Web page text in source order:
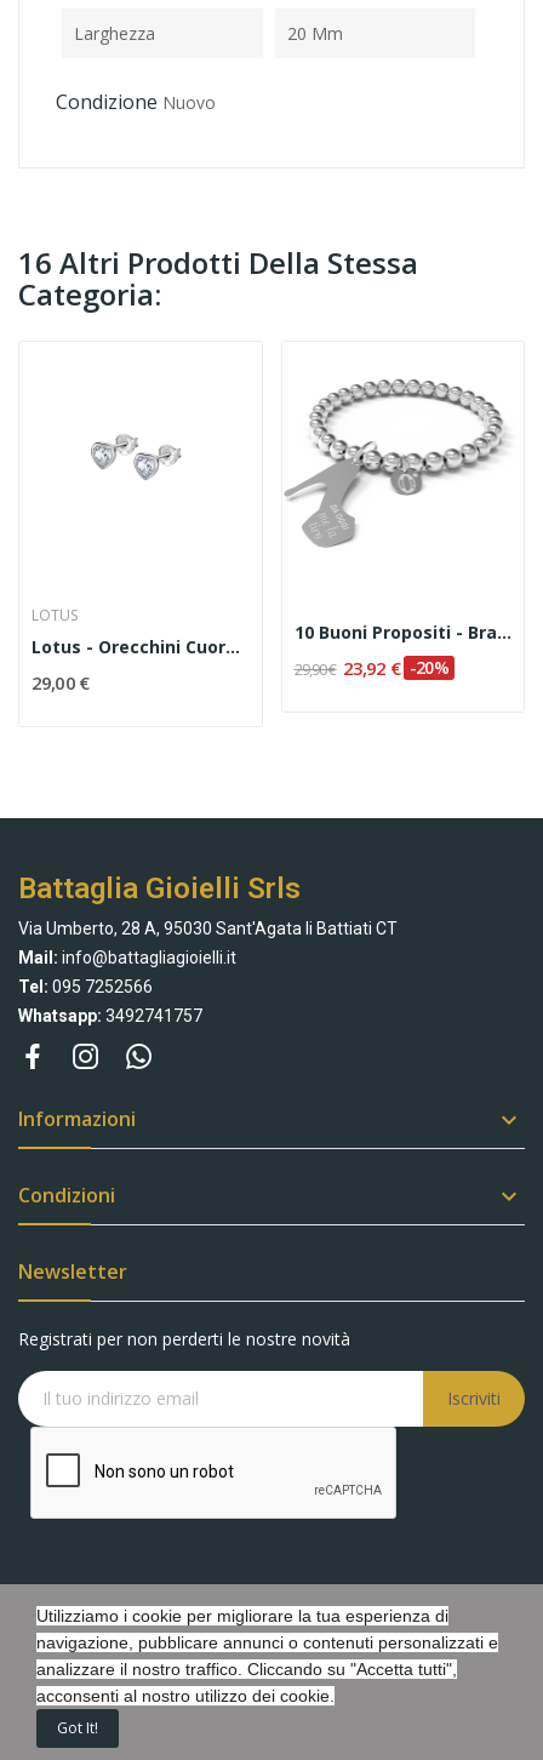
Larghezza 20 Mm
Condizione Nuovo
16 Altri Prodotti Della Stessa
Categoria:
LOTUS
Lotus - Orecchini Cuore In Argento 925 Codice...
29,00 €
10 Buoni Propositi - Bracciale "Da Oggi Me La...
29,90 € 23,92 € -20%
Battaglia Gioielli Srls
Via Umberto, 28 A, 95030 Sant'Agata li Battiati CT
Mail: info@battagliagioielli.it
Tel: 095 7252566
Whatsapp: 3492741757
Informazioni 
Condizioni 
Newsletter
Registrati per non perderti le nostre novità
Iscriviti
Copyright © Battaglia Gioielli s.r.l.s. - P.IVA 05548440873 - Tutti i
diritti riservati. - Powered by Febosoft
Utilizziamo i cookie per migliorare la tua esperienza di
navigazione, pubblicare annunci o contenuti personalizzati e
analizzare il nostro traffico. Cliccando su "Accetta tutti",
acconsenti al nostro utilizzo dei cookie.
Got It!